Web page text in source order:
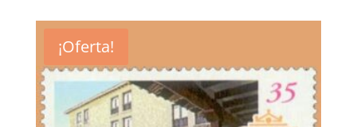
0,60€.0,25€.
¡Oferta!